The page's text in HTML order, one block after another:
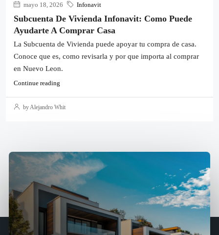
mayo 18, 2026 Infonavit
Subcuenta De Vivienda Infonavit: Como Puede
Ayudarte A Comprar Casa
La Subcuenta de Vivienda puede apoyar tu compra de casa.
Conoce que es, como revisarla y por que importa al comprar
en Nuevo Leon.
Continue reading
by Alejandro Whit